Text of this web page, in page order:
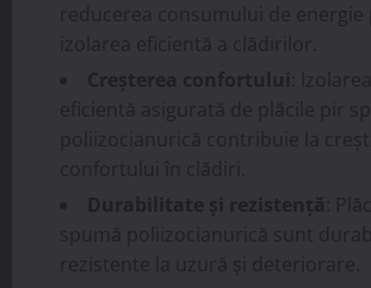
reducerea consumului de energie
izolarea eficientă a clădirilor.
Creșterea confortului :
eficientă asigurată de plăcile pir
poliizocianurică contribuie la
confortului în clădiri.
Durabilitate și rezistență :
spumă poliizocianurică sunt
rezistente la uzură și deteriorare.